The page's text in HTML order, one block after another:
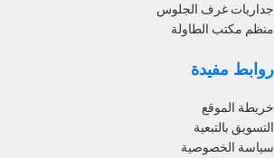
جداريات غرف الجلوس
منظم مكتب الطاولة
روابط مفيدة
خريطة الموقع
التسويق بالتبعية
سياسة الخصوصية